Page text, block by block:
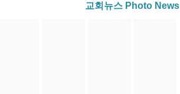
교회뉴스 Photo News